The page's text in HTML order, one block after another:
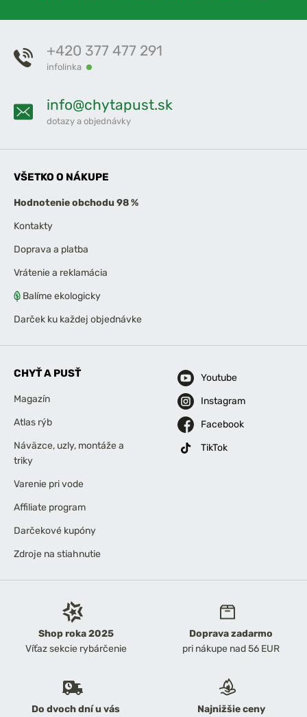
Shop roka 2025
Víťaz sekcie rybárčenie
Doprava zadarmo
pri nákupe nad 56 EUR
Do dvoch dní u vás Najnižšie ceny
+420 377 477 291
infolinka
info@chytapust.sk
dotazy a objednávky
VŠETKO O NÁKUPE
Hodnotenie obchodu 98 %
Kontakty
Doprava a platba
Vrátenie a reklamácia
Balíme ekologicky
Darček ku každej objednávke
CHYŤ A PUSŤ
Magazín
Atlas rýb
Náväzce, uzly, montáže a
triky
Varenie pri vode
Affiliate program
Darčekové kupóny
Zdroje na stiahnutie
Youtube
Instagram
Facebook
TikTok